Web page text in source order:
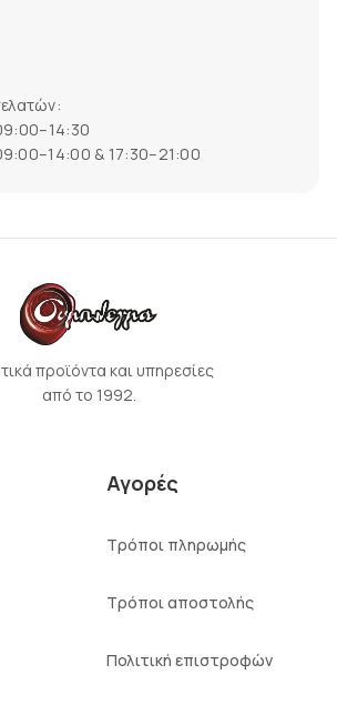
& 17:30–21:00
προϊόντα και υπηρεσίες
από το 1992.
Αγορές
Τρόποι πληρωμής
Τρόποι αποστολής
Πολιτική επιστροφών